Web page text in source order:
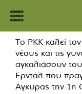
content
Το PKK καλεί
νέους και τις
αγκαλιάσουν
Ερντάλ που
Άγκυρας την 1η